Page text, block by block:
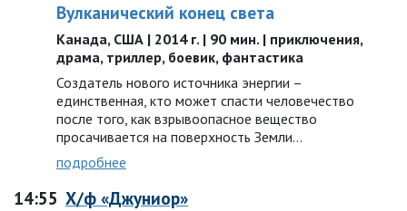
Вулканический конец света
Канада, США | 2014 г. | 90 мин. | приключения,
драма, триллер, боевик, фантастика
Создатель нового источника энергии –
единственная, кто может спасти человечество
после того, как взрывоопасное вещество
просачивается на поверхность Земли…
подробнее
14:55 Х/ф «Джуниор»